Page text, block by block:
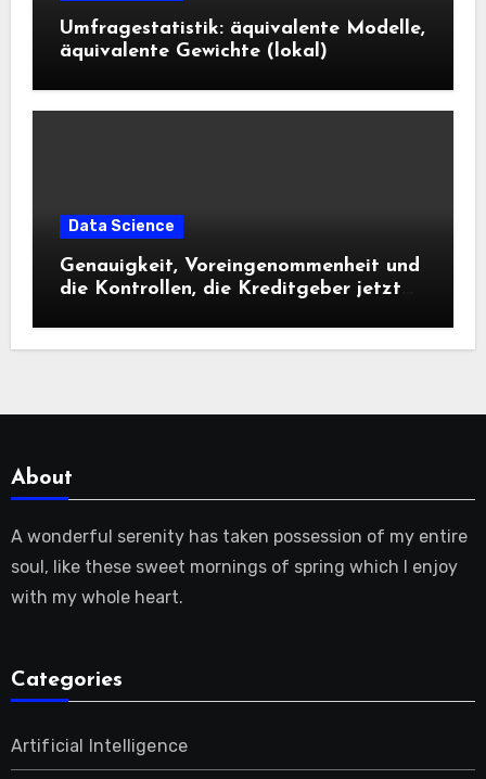
Umfragestatistik: äquivalente Modelle,
äquivalente Gewichte (lokal)
Data Science
Genauigkeit, Voreingenommenheit und
die Kontrollen, die Kreditgeber jetzt
About
A wonderful serenity has taken possession of my entire
soul, like these sweet mornings of spring which I enjoy
with my whole heart.
Categories
Artificial Intelligence